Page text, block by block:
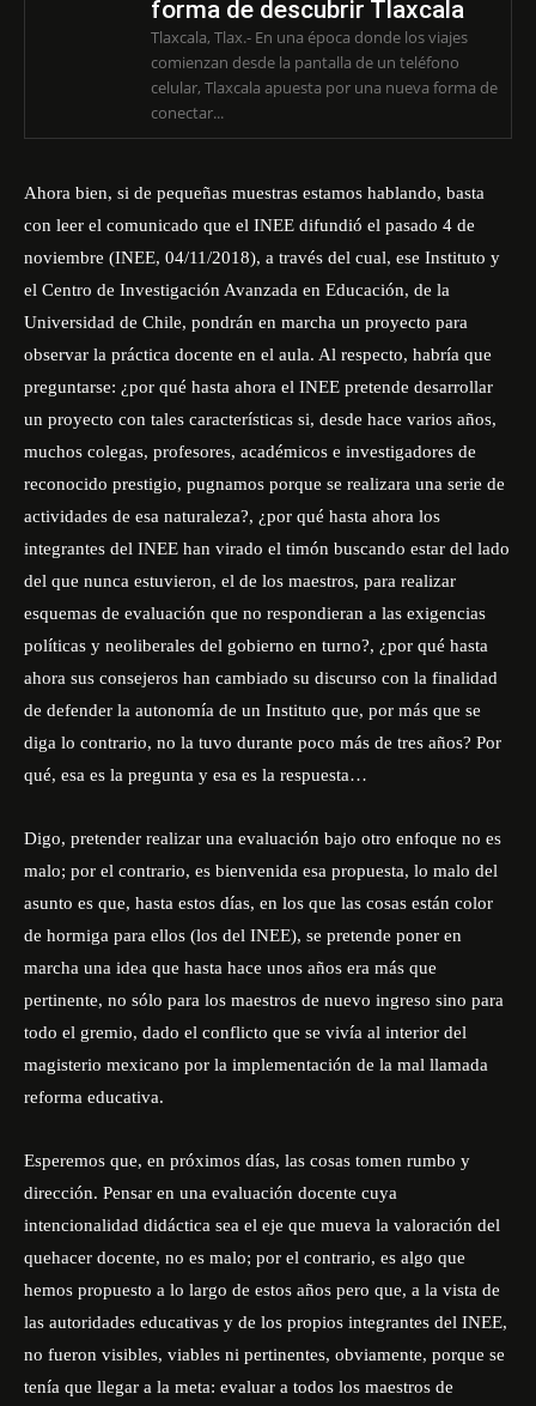
forma de descubrir Tlaxcala
Tlaxcala, Tlax.- En una época donde los viajes
comienzan desde la pantalla de un teléfono
celular, Tlaxcala apuesta por una nueva forma de
conectar...
Ahora bien, si de pequeñas muestras estamos hablando, basta
con leer el comunicado que el INEE difundió el pasado 4 de
noviembre (INEE, 04/11/2018), a través del cual, ese Instituto y
el Centro de Investigación Avanzada en Educación, de la
Universidad de Chile, pondrán en marcha un proyecto para
observar la práctica docente en el aula. Al respecto, habría que
preguntarse: ¿por qué hasta ahora el INEE pretende desarrollar
un proyecto con tales características si, desde hace varios años,
muchos colegas, profesores, académicos e investigadores de
reconocido prestigio, pugnamos porque se realizara una serie de
actividades de esa naturaleza?, ¿por qué hasta ahora los
integrantes del INEE han virado el timón buscando estar del lado
del que nunca estuvieron, el de los maestros, para realizar
esquemas de evaluación que no respondieran a las exigencias
políticas y neoliberales del gobierno en turno?, ¿por qué hasta
ahora sus consejeros han cambiado su discurso con la finalidad
de defender la autonomía de un Instituto que, por más que se
diga lo contrario, no la tuvo durante poco más de tres años? Por
qué, esa es la pregunta y esa es la respuesta…
Digo, pretender realizar una evaluación bajo otro enfoque no es
malo; por el contrario, es bienvenida esa propuesta, lo malo del
asunto es que, hasta estos días, en los que las cosas están color
de hormiga para ellos (los del INEE), se pretende poner en
marcha una idea que hasta hace unos años era más que
pertinente, no sólo para los maestros de nuevo ingreso sino para
todo el gremio, dado el conflicto que se vivía al interior del
magisterio mexicano por la implementación de la mal llamada
reforma educativa.
Esperemos que, en próximos días, las cosas tomen rumbo y
dirección. Pensar en una evaluación docente cuya
intencionalidad didáctica sea el eje que mueva la valoración del
quehacer docente, no es malo; por el contrario, es algo que
hemos propuesto a lo largo de estos años pero que, a la vista de
las autoridades educativas y de los propios integrantes del INEE,
no fueron visibles, viables ni pertinentes, obviamente, porque se
tenía que llegar a la meta: evaluar a todos los maestros de